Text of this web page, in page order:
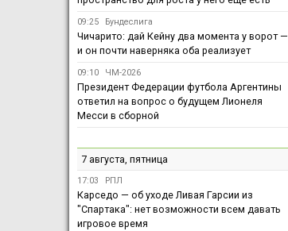
09:25 Бундеслига
Чичарито: дай Кейну два момента у ворот —
и он почти наверняка оба реализует
09:10 ЧМ-2026
Президент Федерации футбола Аргентины
ответил на вопрос о будущем Лионеля
Месси в сборной
7 августа, пятница
17:03 РПЛ
Карседо — об уходе Ливая Гарсии из
"Спартака": нет возможности всем давать
игровое время